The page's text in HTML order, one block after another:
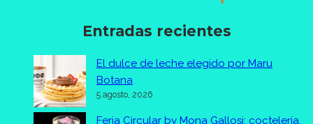
Entradas recientes
El dulce de leche elegido por Maru
Botana
5 agosto, 2026
Feria Circular by Mona Gallosi: coctelería,